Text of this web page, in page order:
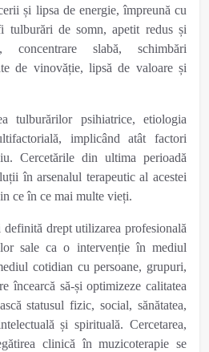
și lipsa de energie, împreună cu
tulburări de somn, apetit redus și
concentrare slabă, schimbări
de vinovăție, lipsă de valoare și
tulburărilor psihiatrice, etiologia
implicând atât factori
Cercetările din ultima perioadă
în arsenalul terapeutic al acestei
ce în ce mai multe vieți.
drept utilizarea profesională
sale ca o intervenție în mediul
cotidian cu persoane, grupuri,
încearcă să-și optimizeze calitatea
statusul fizic, social, sănătatea,
și spirituală. Cercetarea,
clinică în muzicoterapie se